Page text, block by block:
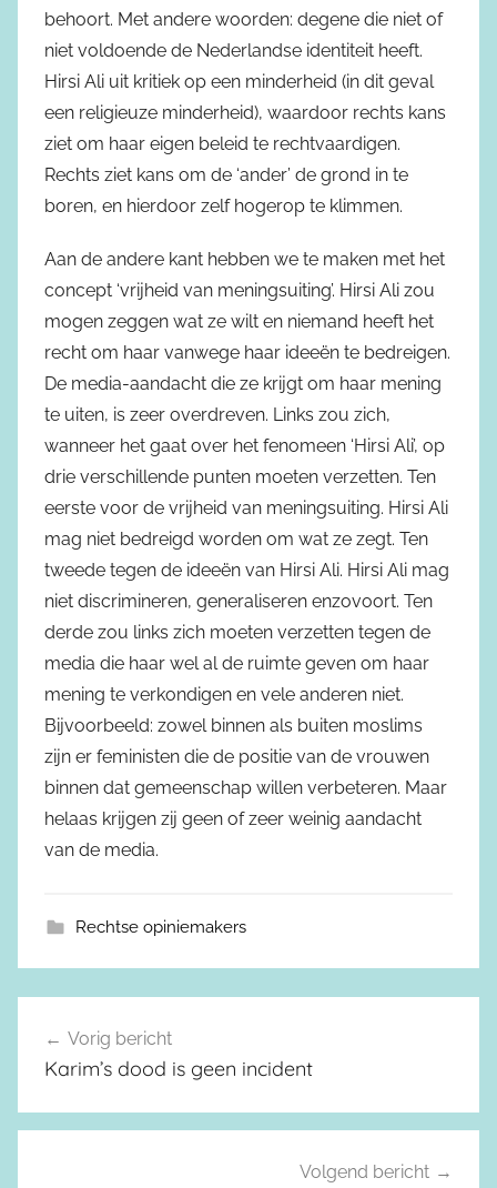
behoort. Met andere woorden: degene die niet of
niet voldoende de Nederlandse identiteit heeft.
Hirsi Ali uit kritiek op een minderheid (in dit geval
een religieuze minderheid), waardoor rechts kans
ziet om haar eigen beleid te rechtvaardigen.
Rechts ziet kans om de ‘ander’ de grond in te
boren, en hierdoor zelf hogerop te klimmen.
Aan de andere kant hebben we te maken met het
concept ‘vrijheid van meningsuiting’. Hirsi Ali zou
mogen zeggen wat ze wilt en niemand heeft het
recht om haar vanwege haar ideeën te bedreigen.
De media-aandacht die ze krijgt om haar mening
te uiten, is zeer overdreven. Links zou zich,
wanneer het gaat over het fenomeen ‘Hirsi Ali’, op
drie verschillende punten moeten verzetten. Ten
eerste voor de vrijheid van meningsuiting. Hirsi Ali
mag niet bedreigd worden om wat ze zegt. Ten
tweede tegen de ideeën van Hirsi Ali. Hirsi Ali mag
niet discrimineren, generaliseren enzovoort. Ten
derde zou links zich moeten verzetten tegen de
media die haar wel al de ruimte geven om haar
mening te verkondigen en vele anderen niet.
Bijvoorbeeld: zowel binnen als buiten moslims
zijn er feministen die de positie van de vrouwen
binnen dat gemeenschap willen verbeteren. Maar
helaas krijgen zij geen of zeer weinig aandacht
van de media.
Rechtse opiniemakers
Berichtnavigatie
Vorig bericht
Karim’s dood is geen incident
Volgend bericht